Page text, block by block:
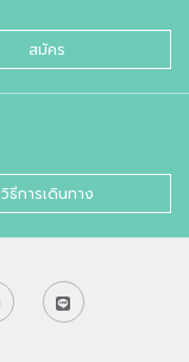
สมัคร
วิธีการเดินทาง